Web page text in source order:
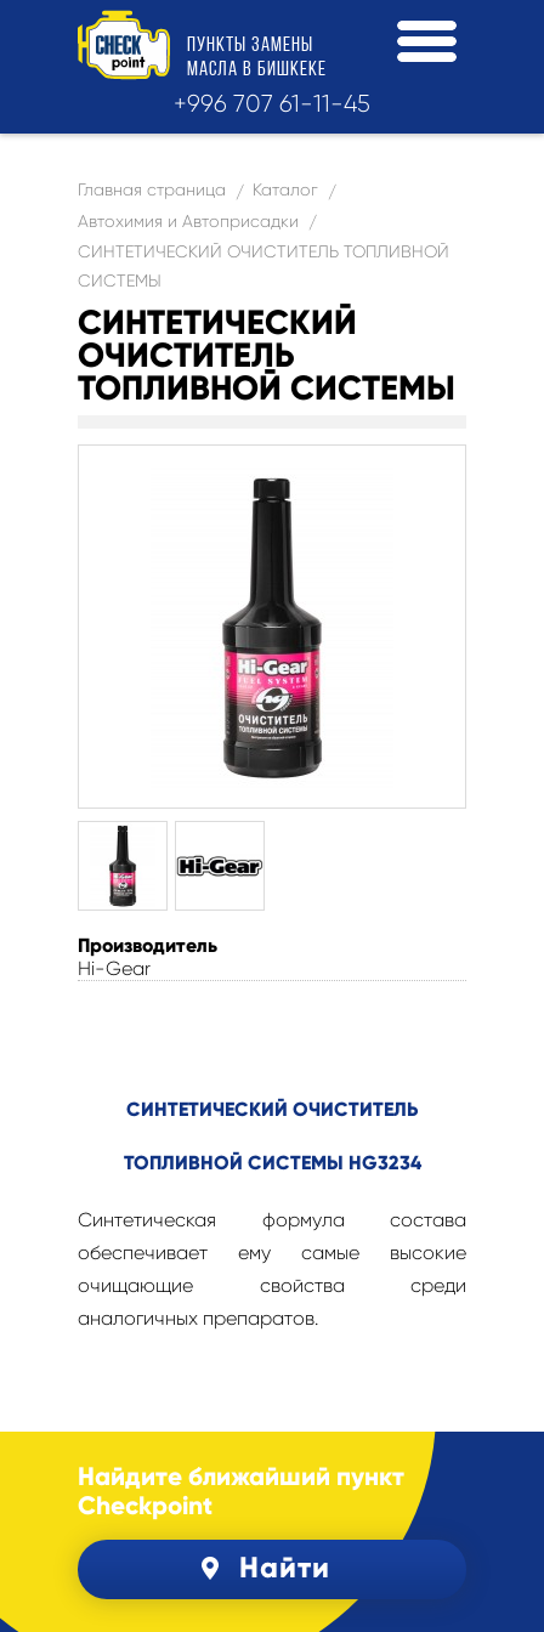
ПУНКТЫ ЗАМЕНЫ
МАСЛА В БИШКЕКЕ
+996 707 61-11-45
Главная страница / Каталог
/
Автохимия и Автоприсадки
/
СИНТЕТИЧЕСКИЙ ОЧИСТИТЕЛЬ ТОПЛИВНОЙ
СИСТЕМЫ
СИНТЕТИЧЕСКИЙ
ОЧИСТИТЕЛЬ
ТОПЛИВНОЙ СИСТЕМЫ
Производитель
Hi-Gear
СИНТЕТИЧЕСКИЙ ОЧИСТИТЕЛЬ
ТОПЛИВНОЙ СИСТЕМЫ HG3234
Синтетическая формула состава
обеспечивает ему самые высокие
очищающие свойства среди
аналогичных препаратов.
Найдите ближайший пункт
Checkpoint
Найти